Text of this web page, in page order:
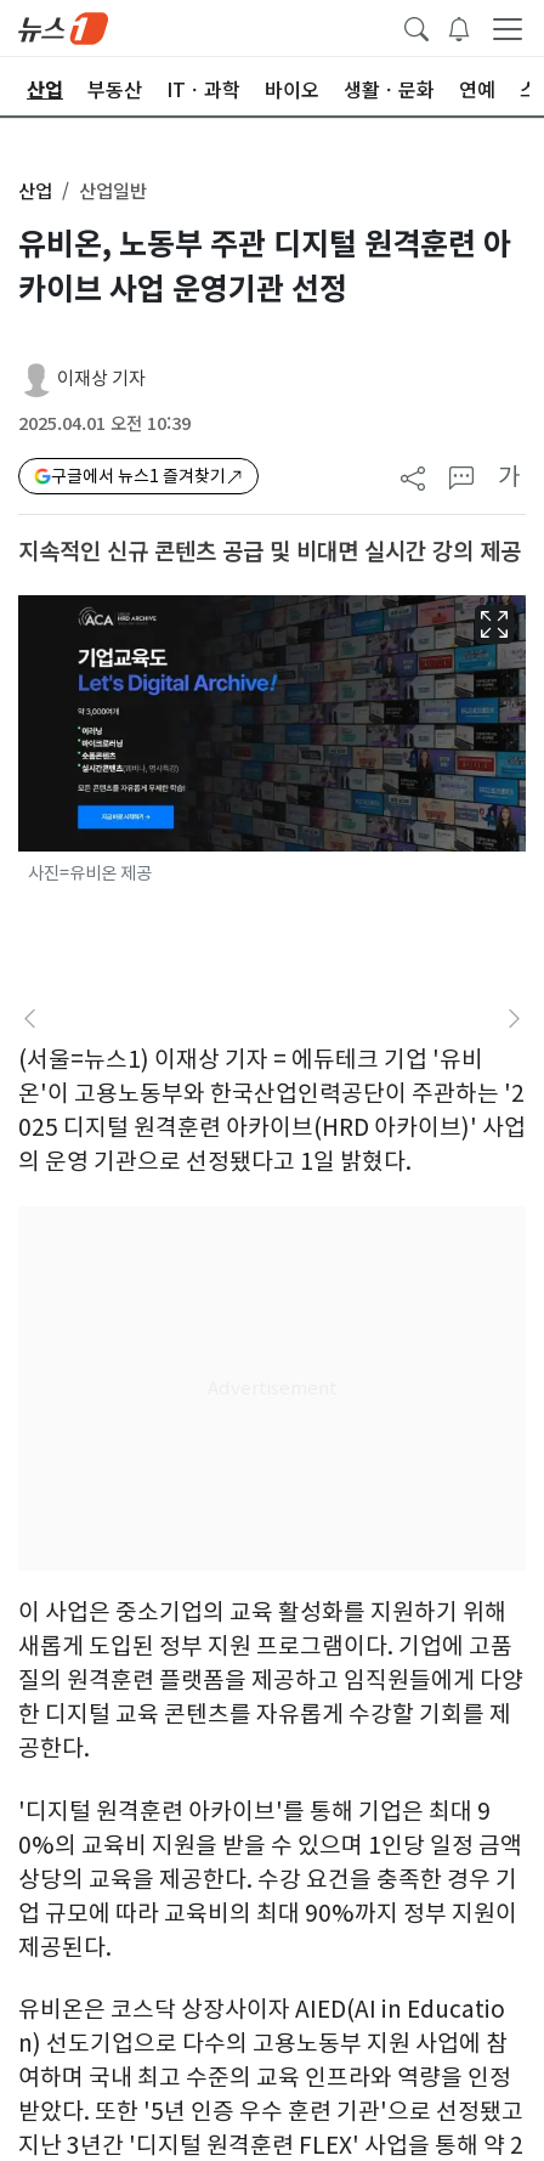
산업 부동산 ITㆍ과학 바이오 생활ㆍ문화 연예 스
산업 산업일반
유비온, 노동부 주관 디지털 원격훈련 아
카이브 사업 운영기관 선정
이재상 기자
2025.04.01 오전 10:39
구글에서 뉴스1 즐겨찾기 가
지속적인 신규 콘텐츠 공급 및 비대면 실시간 강의 제공
사진=유비온 제공
(서울=뉴스1) 이재상 기자 = 에듀테크 기업 '유비
온'이 고용노동부와 한국산업인력공단이 주관하는 '2
025 디지털 원격훈련 아카이브(HRD 아카이브)' 사업
의 운영 기관으로 선정됐다고 1일 밝혔다.
이 사업은 중소기업의 교육 활성화를 지원하기 위해
새롭게 도입된 정부 지원 프로그램이다. 기업에 고품
질의 원격훈련 플랫폼을 제공하고 임직원들에게 다양
한 디지털 교육 콘텐츠를 자유롭게 수강할 기회를 제
공한다.
'디지털 원격훈련 아카이브'를 통해 기업은 최대 9
0%의 교육비 지원을 받을 수 있으며 1인당 일정 금액
상당의 교육을 제공한다. 수강 요건을 충족한 경우 기
업 규모에 따라 교육비의 최대 90%까지 정부 지원이
제공된다.
유비온은 코스닥 상장사이자 AIED(AI in Educatio
n) 선도기업으로 다수의 고용노동부 지원 사업에 참
여하며 국내 최고 수준의 교육 인프라와 역량을 인정
받았다. 또한 '5년 인증 우수 훈련 기관'으로 선정됐고
지난 3년간 '디지털 원격훈련 FLEX' 사업을 통해 약 2